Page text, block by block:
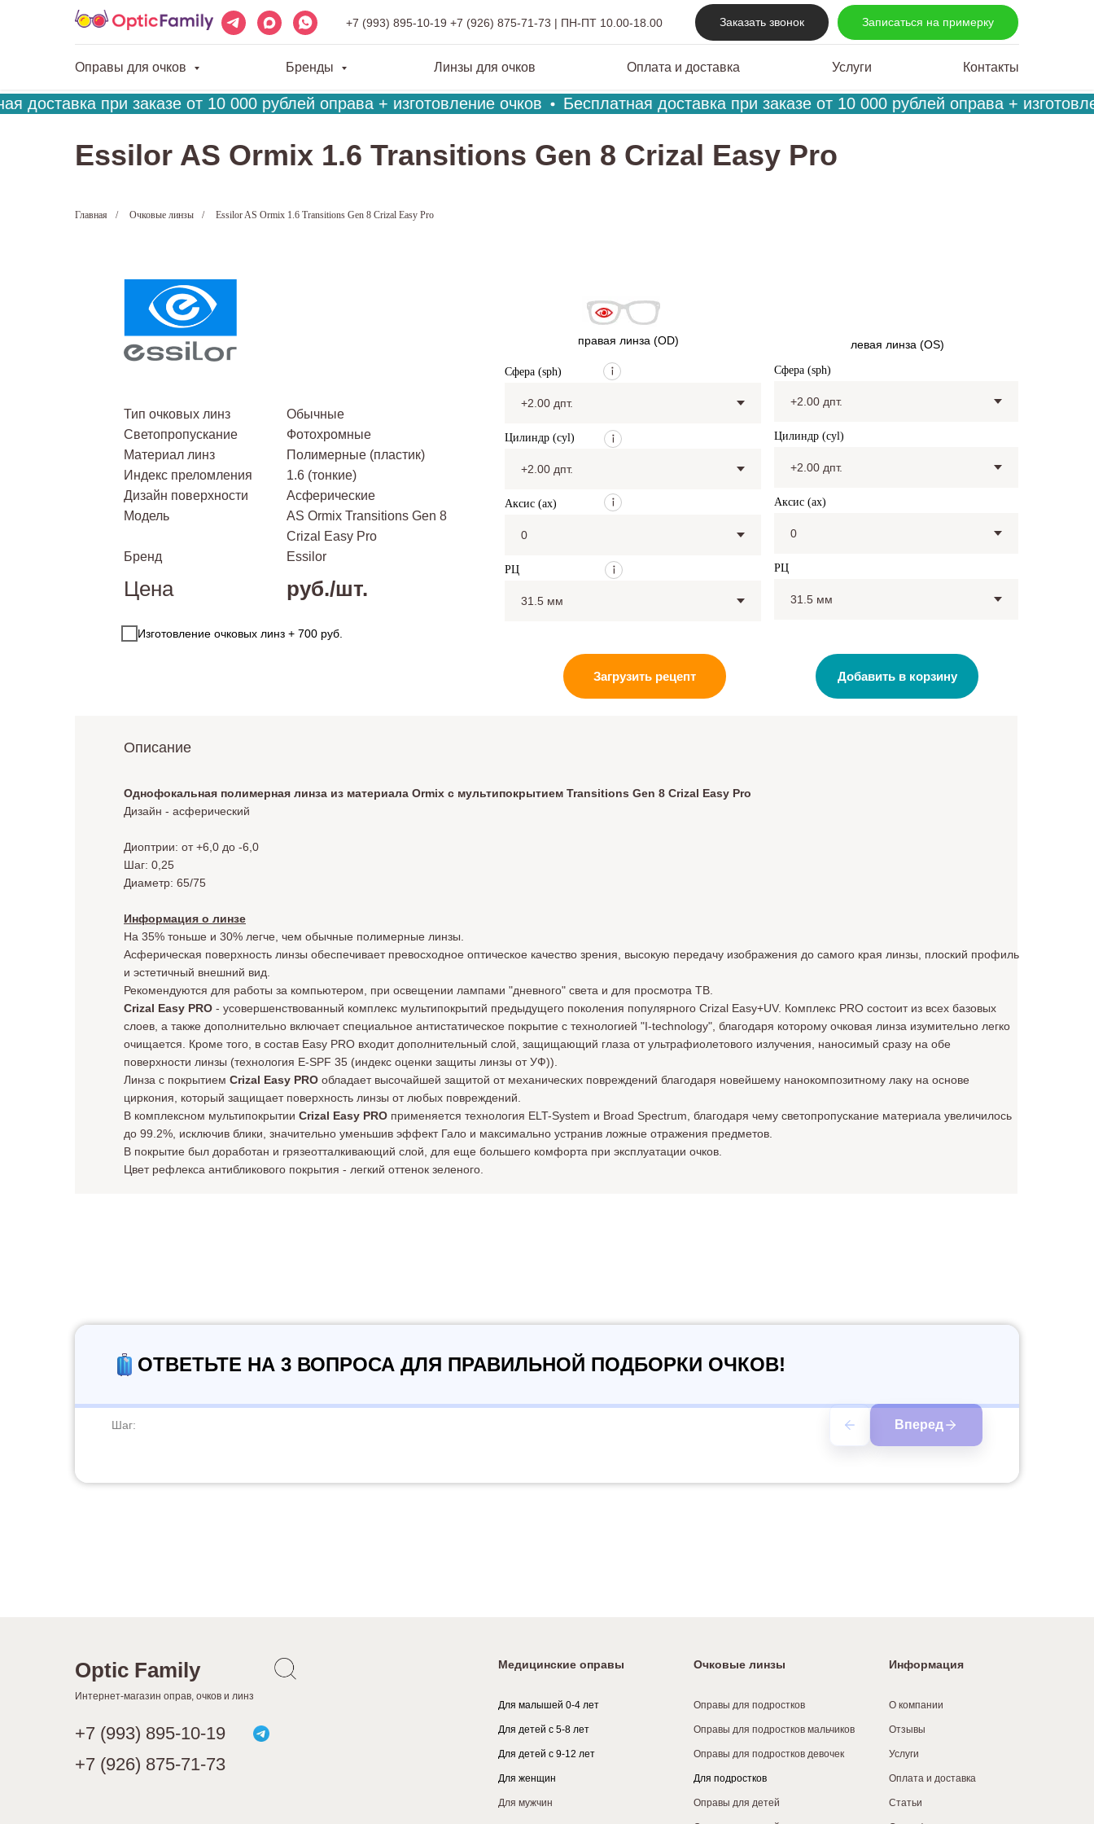
+7 (993) 895-10-19 +7 (926) 875-71-73 | ПН-ПТ 10.00-18.00 Заказать звонок Записаться на примерку
Оправы для очков Бренды Линзы для очков Оплата и доставка Услуги Контакты
доставка при заказе от 10 000 рублей оправа + изготовление очков Бесплатная доставка при заказе от 10 000 рублей оправа +
Essilor AS Ormix 1.6 Transitions Gen 8 Crizal Easy Pro
Главная / Очковые линзы / Essilor AS Ormix 1.6 Transitions Gen 8 Crizal Easy Pro
Сфера (sph)
Цилиндр (cyl)
Аксис (ax)
РЦ
Тип очковых линз
Светопропускание
Материал линз
Индекс преломления
Дизайн поверхности
Модель
Бренд
Обычные
Фотохромные
Полимерные (пластик)
1.6 (тонкие)
Асферические
AS Ormix Transitions Gen 8
Crizal Easy Pro
Essilor
Однофокальная полимерная линза из материала Ormix с мультипокрытием Transitions Gen 8 Crizal Easy Pro
Дизайн - аcферический
Диоптрии: от +6,0 до -6,0
Шаг: 0,25
Диаметр: 65/75
Информация о линзе
На 35% тоньше и 30% легче, чем обычные полимерные линзы.
Асферическая поверхность линзы обеспечивает превосходное оптическое качество зрения, высокую передачу изображения до самого края линзы, плоский профиль
и эстетичный внешний вид.
Рекомендуются для работы за компьютером, при освещении лампами "дневного" света и для просмотра ТВ.
Crizal Easy PRO - усовершенствованный комплекс мультипокрытий предыдущего поколения популярного Crizal Easy+UV. Комплекс PRO состоит из всех базовых
слоев, а также дополнительно включает специальное антистатическое покрытие с технологией "I-technology", благодаря которому очковая линза изумительно легко
очищается. Кроме того, в состав Easy PRO входит дополнительный слой, защищающий глаза от ультрафиолетового излучения, наносимый сразу на обе
поверхности линзы (технология E-SPF 35 (индекс оценки защиты линзы от УФ)).
Линза с покрытием Crizal Easy PRO обладает высочайшей защитой от механических повреждений благодаря новейшему нанокомпозитному лаку на основе
циркония, который защищает поверхность линзы от любых повреждений.
В комплексном мультипокрытии Crizal Easy PRO применяется технология ELT-System и Broad Spectrum, благодаря чему светопропускание материала увеличилось
до 99.2%, исключив блики, значительно уменьшив эффект Гало и максимально устранив ложные отражения предметов.
В покрытие был доработан и грязеотталкивающий слой, для еще большего комфорта при эксплуатации очков.
Цвет рефлекса антибликового покрытия - легкий оттенок зеленого.
Описание
Цена руб./шт.
правая линза (OD) левая линза (OS)
Сфера (sph)
Цилиндр (cyl)
Аксис (ax)
РЦ
Добавить в корзину
Загрузить рецепт
Изготовление очковых линз + 700 руб.
ОТВЕТЬТЕ НА 3 ВОПРОСА ДЛЯ ПРАВИЛЬНОЙ ПОДБОРКИ ОЧКОВ!
Шаг: Вперед
Optic Family
Интернет-магазин оправ, очков и линз
Медицинские оправы
Для малышей 0-4 лет
Для детей с 5-8 лет
Для мужчин
Очковые линзы
Для детей с 9-12 лет
Для подростков
Для женщин
+7 (926) 875-71-73
+7 (993) 895-10-19
Информация
О компании
Услуги
Оплата и доставка
Статьи
Отзывы
Оправы для подростков
Оправы для подростков мальчиков
Оправы для подростков девочек
Оправы для детей